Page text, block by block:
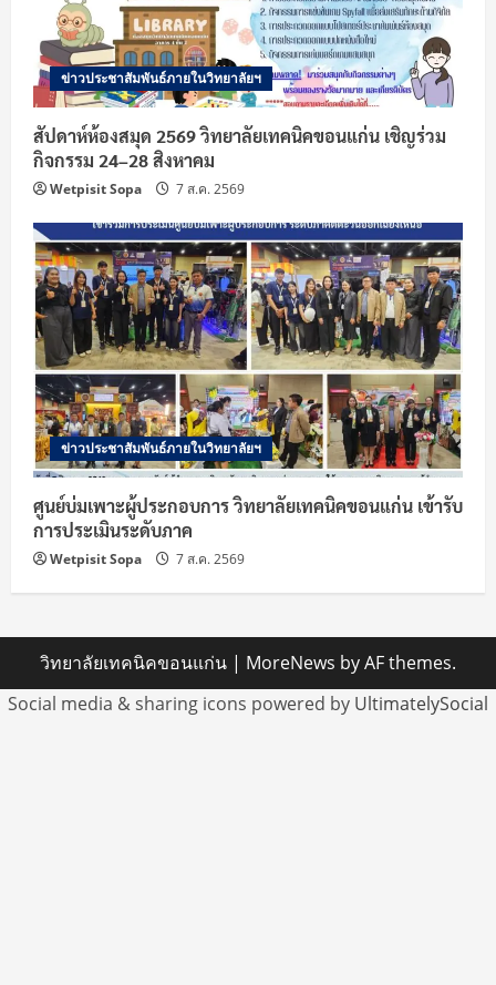
ข่าวประชาสัมพันธ์ภายในวิทยาลัยฯ
สัปดาห์ห้องสมุด 2569 วิทยาลัยเทคนิคขอนแก่น เชิญร่วม
กิจกรรม 24–28 สิงหาคม
Wetpisit Sopa 7 ส.ค. 2569
ข่าวประชาสัมพันธ์ภายในวิทยาลัยฯ
ศูนย์บ่มเพาะผู้ประกอบการ วิทยาลัยเทคนิคขอนแก่น เข้ารับ
การประเมินระดับภาค
Wetpisit Sopa 7 ส.ค. 2569
วิทยาลัยเทคนิคขอนแก่น | MoreNews by AF themes.
Social media & sharing icons powered by UltimatelySocial